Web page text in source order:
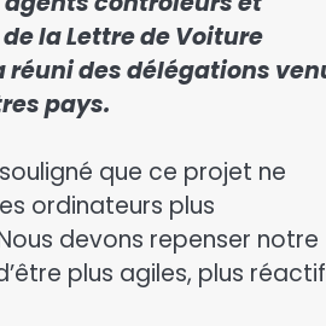
la Lettre de Voiture
réuni des délégations
pays.
que ce projet ne
ordinateurs plus
devons repenser notre
plus agiles, plus